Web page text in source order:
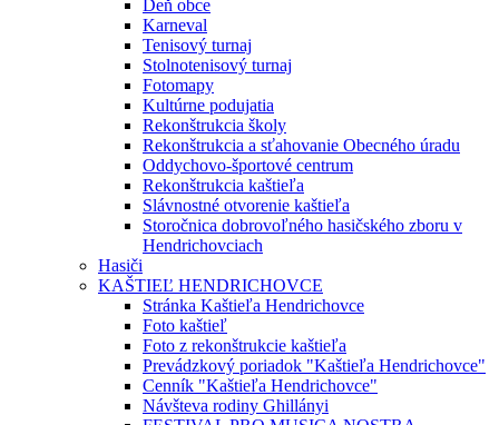
Deň obce
Karneval
Tenisový turnaj
Stolnotenisový turnaj
Fotomapy
Kultúrne podujatia
Rekonštrukcia školy
Rekonštrukcia a sťahovanie Obecného úradu
Oddychovo-športové centrum
Rekonštrukcia kaštieľa
Slávnostné otvorenie kaštieľa
Storočnica dobrovoľného hasičského zboru v
Hendrichovciach
Hasiči
KAŠTIEĽ HENDRICHOVCE
Stránka Kaštieľa Hendrichovce
Foto kaštieľ
Foto z rekonštrukcie kaštieľa
Prevádzkový poriadok "Kaštieľa Hendrichovce"
Cenník "Kaštieľa Hendrichovce"
Návšteva rodiny Ghillányi